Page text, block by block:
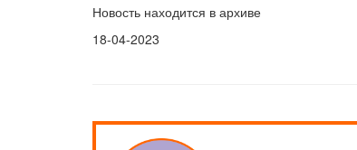
Новость находится в архиве
18-04-2023